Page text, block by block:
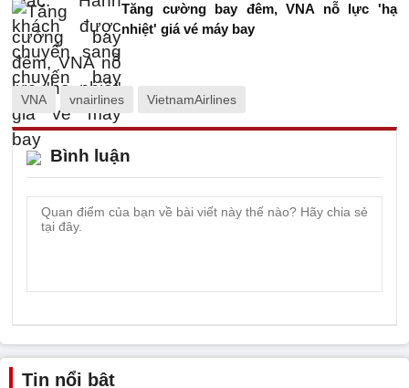
Tăng cường bay đêm, VNA nỗ lực 'hạ
nhiệt' giá vé máy bay
VNA vnairlines VietnamAirlines
Bình luận
Tin nổi bật